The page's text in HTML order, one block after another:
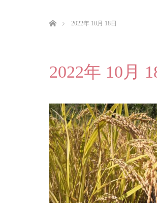
2022年 10月 18日
2022年 10月